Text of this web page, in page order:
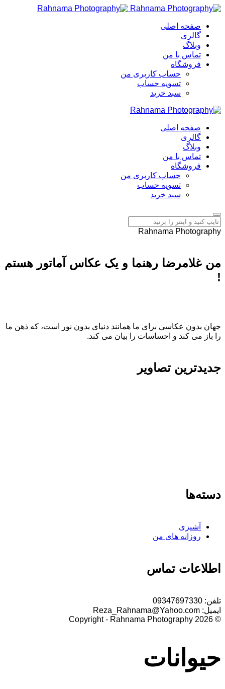
صفحه اصلی
گالری
وبلاگ
تماس با من
فروشگاه
حساب کاربری من
تسویه حساب
سبد خرید
صفحه اصلی
گالری
وبلاگ
تماس با من
فروشگاه
حساب کاربری من
تسویه حساب
سبد خرید
Rahnama Photography
من غلامرضا رهنما و یک عکاس آماتور هستم
!
جهان بدون عکاسی برای ما همانند دنیای بدون نور است، که ذهن ما
را باز می کند و احساسات را بیان می کند.
جدیدترین تصاویر
دسته‌ها
آشپزی
روزانه های من
اطلاعات تماس
تلفن:
ایمیل:
© 2026 Copyright - Rahnama Photography
حیوانات